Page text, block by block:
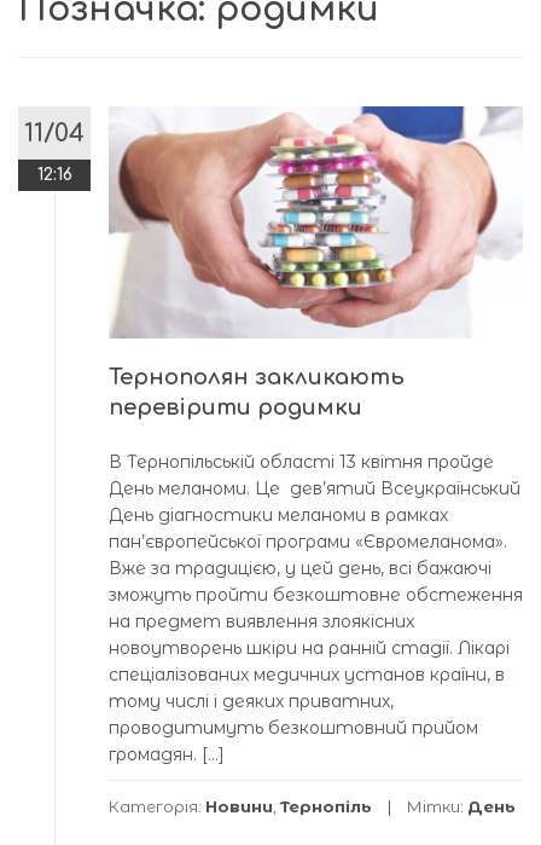
Позначка: родимки
11/04
12:16
Тернополян закликають
перевірити родимки
В Тернопільській області 13 квітня пройде
День меланоми. Це дев’ятий Всеукраїнський
День діагностики меланоми в рамках
пан’європейської програми «Євромеланома».
Вже за традицією, у цей день, всі бажаючі
зможуть пройти безкоштовне обстеження
на предмет виявлення злоякісних
новоутворень шкіри на ранній стадії. Лікарі
спеціалізованих медичних установ країни, в
тому числі і деяких приватних,
проводитимуть безкоштовний прийом
громадян. […]
Категорія: Новини Тернопіль Мітки: День